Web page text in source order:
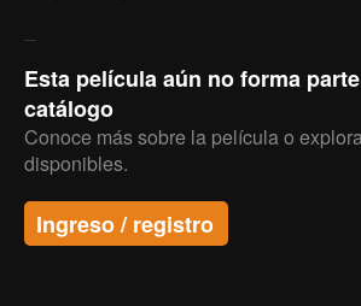
Esta película aún no forma
catálogo
Conoce más sobre la película o
disponibles.
Ingreso / registro